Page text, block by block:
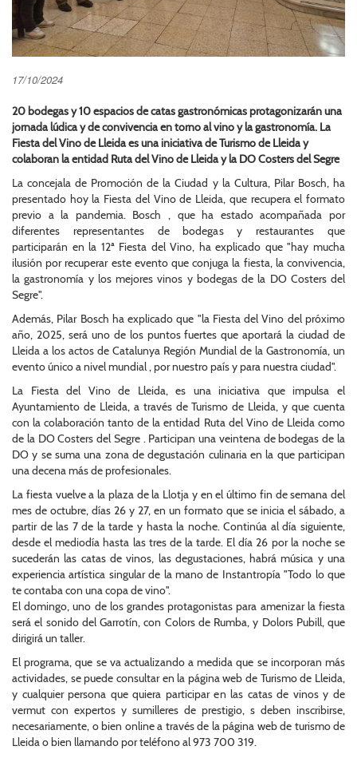
17/10/2024
20 bodegas y 10 espacios de catas gastronómicas protagonizarán una
jornada lúdica y de convivencia en torno al vino y la gastronomía. La
Fiesta del Vino de Lleida es una iniciativa de Turismo de Lleida y
colaboran la entidad Ruta del Vino de Lleida y la DO Costers del Segre
La concejala de Promoción de la Ciudad y la Cultura, Pilar Bosch, ha
presentado hoy la Fiesta del Vino de Lleida, que recupera el formato
previo a la pandemia. Bosch , que ha estado acompañada por
diferentes representantes de bodegas y restaurantes que
participarán en la 12ª Fiesta del Vino, ha explicado que "hay mucha
ilusión por recuperar este evento que conjuga la fiesta, la convivencia,
la gastronomía y los mejores vinos y bodegas de la DO Costers del
Segre".
Además, Pilar Bosch ha explicado que "la Fiesta del Vino del próximo
año, 2025, será uno de los puntos fuertes que aportará la ciudad de
Lleida a los actos de Catalunya Región Mundial de la Gastronomía, un
evento único a nivel mundial , por nuestro país y para nuestra ciudad".
La Fiesta del Vino de Lleida, es una iniciativa que impulsa el
Ayuntamiento de Lleida, a través de Turismo de Lleida, y que cuenta
con la colaboración tanto de la entidad Ruta del Vino de Lleida como
de la DO Costers del Segre . Participan una veintena de bodegas de la
DO y se suma una zona de degustación culinaria en la que participan
una decena más de profesionales.
La fiesta vuelve a la plaza de la Llotja y en el último fin de semana del
mes de octubre, días 26 y 27, en un formato que se inicia el sábado, a
partir de las 7 de la tarde y hasta la noche. Continúa al día siguiente,
desde el mediodía hasta las tres de la tarde. El día 26 por la noche se
sucederán las catas de vinos, las degustaciones, habrá música y una
experiencia artística singular de la mano de Instantropía "Todo lo que
te contaba con una copa de vino".
El domingo, uno de los grandes protagonistas para amenizar la fiesta
será el sonido del Garrotín, con Colors de Rumba, y Dolors Pubill, que
dirigirá un taller.
El programa, que se va actualizando a medida que se incorporan más
actividades, se puede consultar en la página web de Turismo de Lleida,
y cualquier persona que quiera participar en las catas de vinos y de
vermut con expertos y sumilleres de prestigio, s deben inscribirse,
necesariamente, o bien online a través de la página web de turismo de
Lleida o bien llamando por teléfono al 973 700 319.